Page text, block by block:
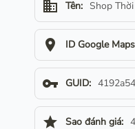
business Tên: Shop
location_on ID Google
vpn_key GUID:
star Sao đánh giá: